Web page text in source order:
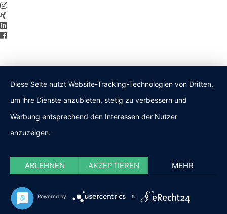
Diese Seite nutzt Website-Tracking-Technologien von Dritten,
um ihre Dienste anzubieten, stetig zu verbessern und
Werbung entsprechend den Interessen der Nutzer
anzuzeigen.
ABLEHNEN AKZEPTIEREN MEHR
Powered by &